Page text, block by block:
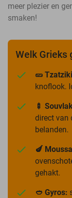
meer plezier en
smaken!
Welk Grieks
🥒
knoflook.
🍢
direct van
belanden.
🍆
gehakt.
🥙 Gyros: